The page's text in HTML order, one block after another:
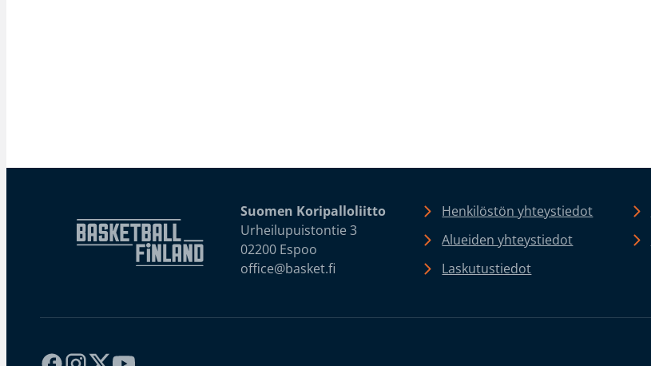
Suomen Koripalloliitto
Urheilupuistontie 3
02200 Espoo
office@basket.fi
Henkilöstön yhteystiedot
Alueiden yhteystiedot
Laskutustiedot